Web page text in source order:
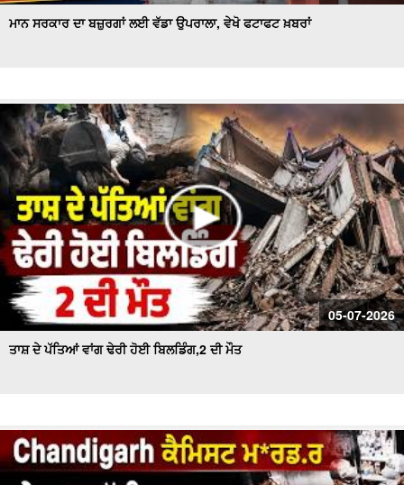
ਮਾਨ ਸਰਕਾਰ ਦਾ ਬਜ਼ੁਰਗਾਂ ਲਈ ਵੱਡਾ ਉਪਰਾਲਾ, ਵੇਖੋ ਫਟਾਫਟ ਖ਼ਬਰਾਂ
05-07-2026
ਤਾਸ਼ ਦੇ ਪੱਤਿਆਂ ਵਾਂਗ ਢੇਰੀ ਹੋਈ ਬਿਲਡਿੰਗ,2 ਦੀ ਮੌਤ